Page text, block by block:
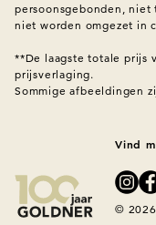
persoonsgebonden, niet
niet worden omgezet in
**De laagste totale prijs
prijsverlaging.
Sommige afbeeldingen
Vind
© 2026